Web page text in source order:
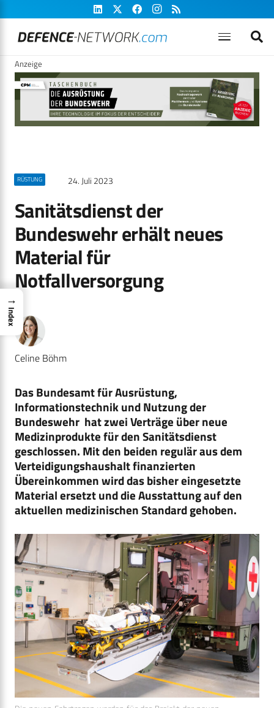
Anzeige
RÜSTUNG 24. Juli 2023
Sanitätsdienst der
Bundeswehr erhält neues
Material für
Notfallversorgung
Celine Böhm
Das Bundesamt für Ausrüstung,
Informationstechnik und Nutzung der
Bundeswehr hat zwei Verträge über neue
Medizinprodukte für den Sanitätsdienst
geschlossen. Mit den beiden regulär aus dem
Verteidigungshaushalt finanzierten
Übereinkommen wird das bisher eingesetzte
Material ersetzt und die Ausstattung auf den
aktuellen medizinischen Standard gehoben.
→
Index